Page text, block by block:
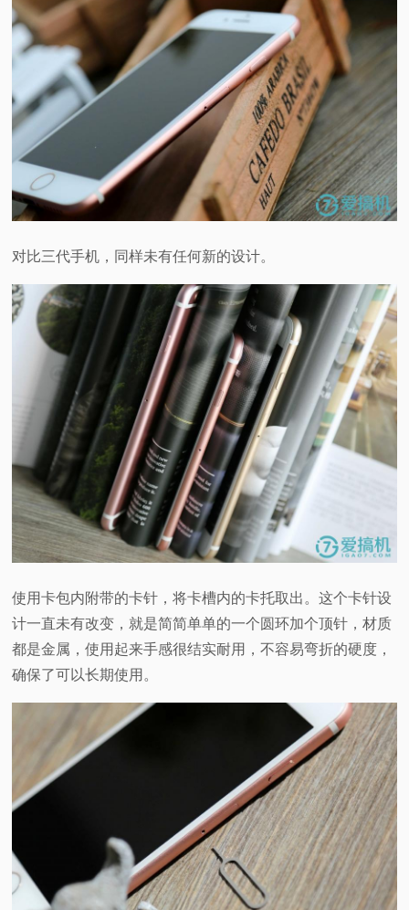
对比三代手机，同样未有任何新的设计。
使用卡包内附带的卡针，将卡槽内的卡托取出。这个卡针设
计一直未有改变，就是简简单单的一个圆环加个顶针，材质
都是金属，使用起来手感很结实耐用，不容易弯折的硬度，
确保了可以长期使用。